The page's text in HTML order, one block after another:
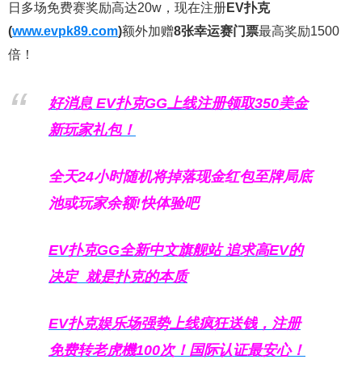
日多场免费赛奖励高达20w，现在注册EV扑克
(www.evpk89.com)额外加赠8张幸运赛门票最高奖励1500
倍！
好消息 EV扑克GG上线注册领取350美金
新玩家礼包！
全天24小时随机将掉落现金红包至牌局底
池或玩家余额!快体验吧
EV扑克GG全新中文旗舰站追求高EV的
决定 就是扑克的本质
EV扑克娱乐场强势上线疯狂送钱，注册
免费转老虎機100次！国际认证最安心！